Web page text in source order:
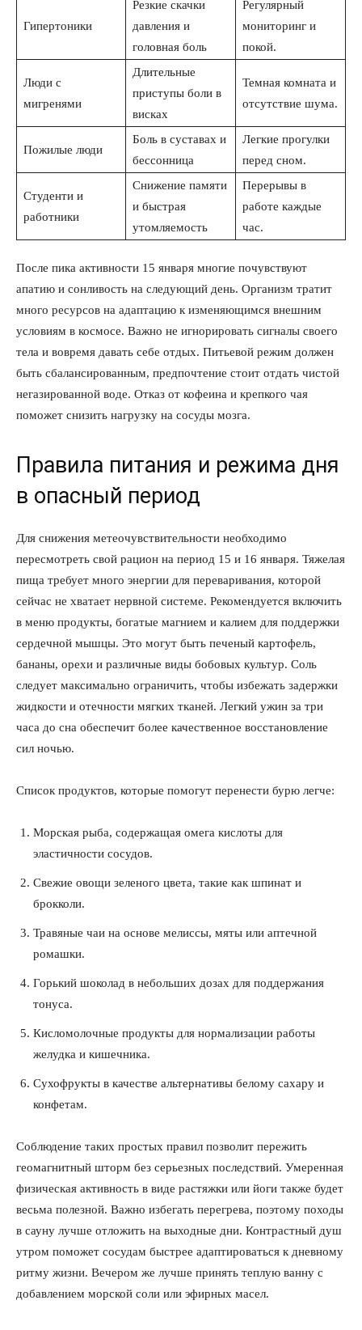
Гипертоники
Резкие скачки
давления и
головная боль
Регулярный
мониторинг и
покой.
Люди с
мигренями
Длительные
приступы боли в
висках
Темная комната и
отсутствие шума.
Пожилые люди
Боль в суставах и
бессонница
Легкие прогулки
перед сном.
Студенти и
работники
Снижение памяти
и быстрая
утомляемость
Перерывы в
работе каждые
час.
После пика активности 15 января многие почувствуют
апатию и сонливость на следующий день. Организм тратит
много ресурсов на адаптацию к изменяющимся внешним
условиям в космосе. Важно не игнорировать сигналы своего
тела и вовремя давать себе отдых. Питьевой режим должен
быть сбалансированным, предпочтение стоит отдать чистой
негазированной воде. Отказ от кофеина и крепкого чая
поможет снизить нагрузку на сосуды мозга.
Правила питания и режима дня
в опасный период
Для снижения метеочувствительности необходимо
пересмотреть свой рацион на период 15 и 16 января. Тяжелая
пища требует много энергии для переваривания, которой
сейчас не хватает нервной системе. Рекомендуется включить
в меню продукты, богатые магнием и калием для поддержки
сердечной мышцы. Это могут быть печеный картофель,
бананы, орехи и различные виды бобовых культур. Соль
следует максимально ограничить, чтобы избежать задержки
жидкости и отечности мягких тканей. Легкий ужин за три
часа до сна обеспечит более качественное восстановление
сил ночью.
Список продуктов, которые помогут перенести бурю легче:
Морская рыба, содержащая омега кислоты для
эластичности сосудов.
Свежие овощи зеленого цвета, такие как шпинат и
брокколи.
Травяные чаи на основе мелиссы, мяты или аптечной
ромашки.
Горький шоколад в небольших дозах для поддержания
тонуса.
Кисломолочные продукты для нормализации работы
желудка и кишечника.
Сухофрукты в качестве альтернативы белому сахару и
конфетам.
Соблюдение таких простых правил позволит пережить
геомагнитный шторм без серьезных последствий. Умеренная
физическая активность в виде растяжки или йоги также будет
весьма полезной. Важно избегать перегрева, поэтому походы
в сауну лучше отложить на выходные дни. Контрастный душ
утром поможет сосудам быстрее адаптироваться к дневному
ритму жизни. Вечером же лучше принять теплую ванну с
добавлением морской соли или эфирных масел.